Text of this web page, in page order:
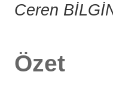
Ceren
Özet